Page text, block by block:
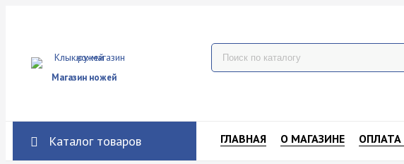
Магазин ножей
Каталог товаров ГЛАВНАЯ О МАГАЗИНЕ